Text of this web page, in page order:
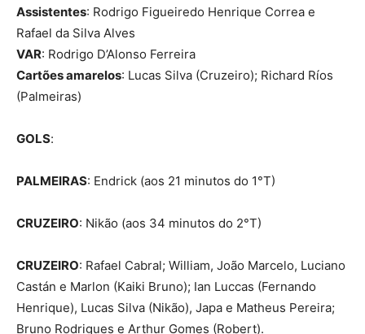
Assistentes: Rodrigo Figueiredo Henrique Correa e
Rafael da Silva Alves
VAR: Rodrigo D’Alonso Ferreira
Cartões amarelos: Lucas Silva (Cruzeiro); Richard Ríos
(Palmeiras)
GOLS:
PALMEIRAS: Endrick (aos 21 minutos do 1°T)
CRUZEIRO: Nikão (aos 34 minutos do 2°T)
CRUZEIRO: Rafael Cabral; William, João Marcelo, Luciano
Castán e Marlon (Kaiki Bruno); Ian Luccas (Fernando
Henrique), Lucas Silva (Nikão), Japa e Matheus Pereira;
Bruno Rodrigues e Arthur Gomes (Robert).